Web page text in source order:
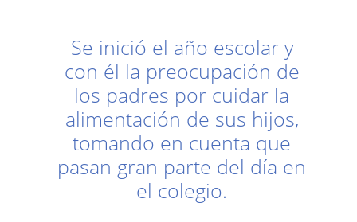
Se inició el año escolar y
con él la preocupación de
los padres por cuidar la
alimentación de sus hijos,
tomando en cuenta que
pasan gran parte del día en
el colegio.